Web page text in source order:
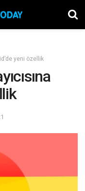
yeni özellik